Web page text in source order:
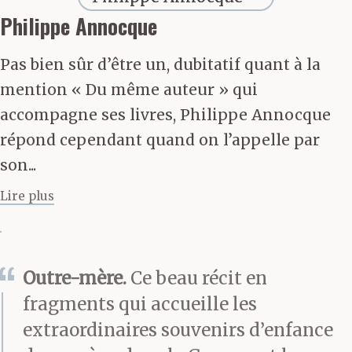
lettres à des amis,
des lettres à des cousins.
Des lettres avec des
destinataires. Des
lettres qu’ils sont
tellement contents de
souvent ils lui en
réclament. Écrire des
Philippe Annocque
Pas bien sûr d’être un, dubitatif quant à la
mention « Du même auteur » qui
accompagne ses livres, Philippe Annocque
répond cependant quand on l’appelle par
son...
Lire plus
Outre-mère. Ce beau récit en
fragments qui accueille les
extraordinaires souvenirs d’enfance